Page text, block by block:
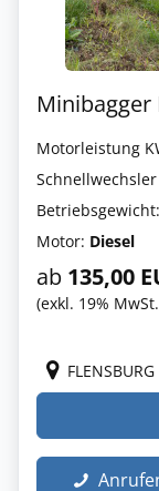
Minibagger
Motorleistung
Betriebsgewicht:
Motor: Diesel
ab 135,00
(exkl. 19%
FLENSBURG